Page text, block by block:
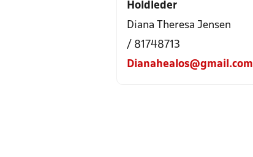
Holdleder
Diana Theresa Jensen
/ 81748713
Dianahealos@gmail.com